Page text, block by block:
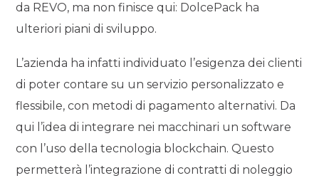
da REVO, ma non finisce qui: DolcePack ha
ulteriori piani di sviluppo.
L’azienda ha infatti individuato l’esigenza dei clienti
di poter contare su un servizio personalizzato e
flessibile, con metodi di pagamento alternativi. Da
qui l’idea di integrare nei macchinari un software
con l’uso della tecnologia blockchain. Questo
permetterà l’integrazione di contratti di noleggio